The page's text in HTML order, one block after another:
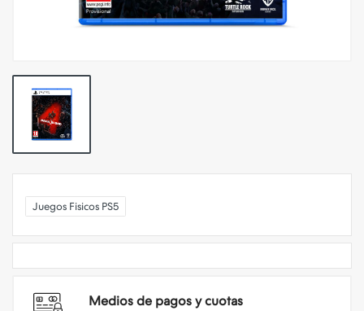
Juegos Fisicos PS5
Medios de pagos y cuotas